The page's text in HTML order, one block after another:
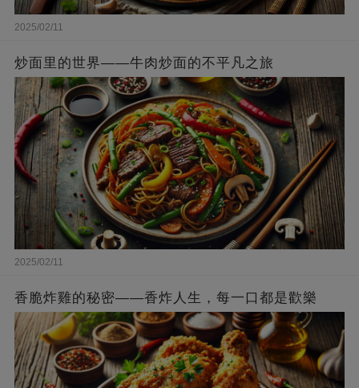
2025/02/11
炒面里的世界——牛肉炒面的不平凡之旅
2025/02/11
香脆炸雞的秘密——香炸人生，每一口都是歡樂